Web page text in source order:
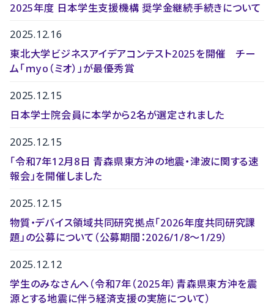
2025年度 日本学生支援機構 奨学金継続手続きについて
2025.12.16
東北大学ビジネスアイデアコンテスト2025を開催 チー
ム「ｍyo（ミオ）」が最優秀賞
2025.12.15
日本学士院会員に本学から2名が選定されました
2025.12.15
「令和7年12月8日 青森県東方沖の地震・津波に関する速
報会」を開催しました
2025.12.15
物質・デバイス領域共同研究拠点「2026年度共同研究課
題」の公募について（公募期間：2026/1/8～1/29）
2025.12.12
学生のみなさんへ（令和7年（2025年）青森県東方沖を震
源とする地震に伴う経済支援の実施について）